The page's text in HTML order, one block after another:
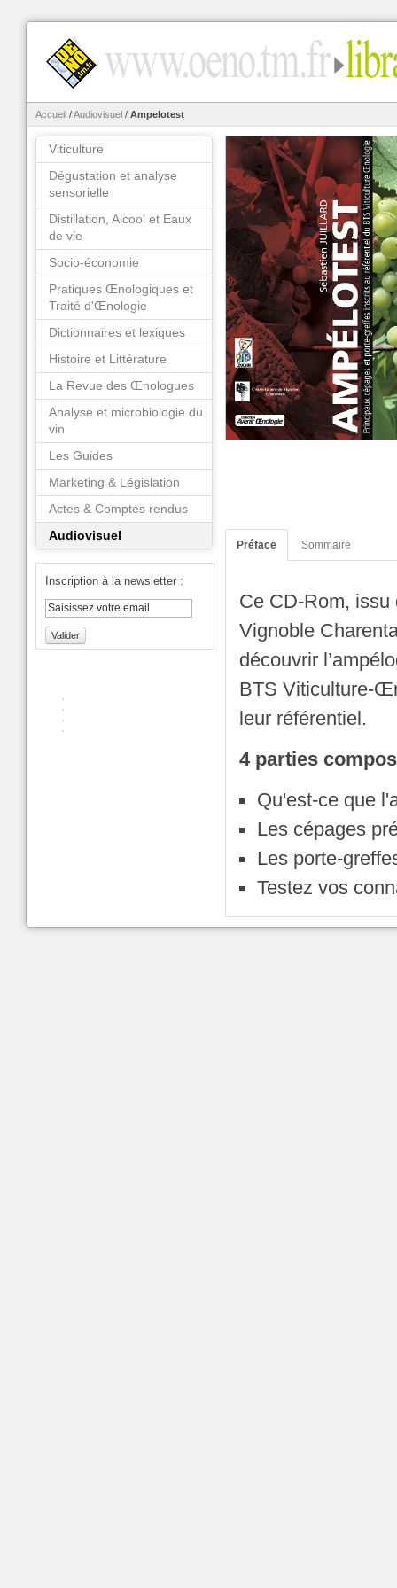
Accueil /Audiovisuel / Ampelotest
Préface Sommaire
Ce CD-Rom, issu
Vignoble
découvrir
BTS Viticulture-
leur référentiel.
4 parties
Qu'est-ce que
Les cépages
Les porte-
Testez vos
Viticulture
Dégustation et analyse
sensorielle
Distillation, Alcool et Eaux
de vie
Socio-économie
Pratiques Œnologiques et
Traité d'Œnologie
Dictionnaires et lexiques
Histoire et Littérature
La Revue des Œnologues
Analyse et microbiologie du
vin
Les Guides
Marketing & Législation
Actes & Comptes rendus
Audiovisuel
Inscription à la newsletter :
Valider